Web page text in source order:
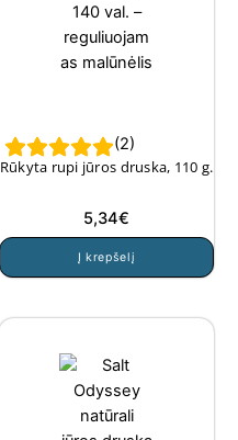
(2)
Rūkyta rupi jūros druska, 110 g.
5,34€
Į krepšelį